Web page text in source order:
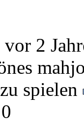
vor 2
spielen
0